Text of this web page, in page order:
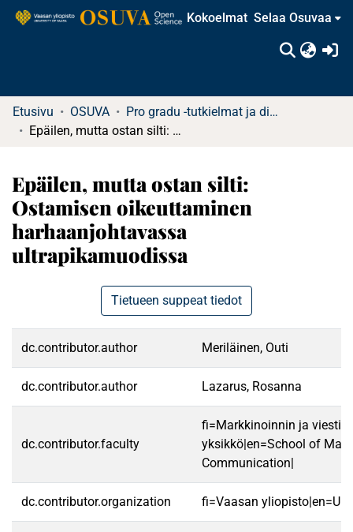
Kokoelmat Selaa Osuvaa
Etusivu OSUVA
Pro gradu -tutkielmat ja diplomityöt
Epäilen, mutta ostan silti: Ostamisen oikeuttaminen harhaanjohtavassa ultrapikamuodissa
Epäilen, mutta ostan silti:
Ostamisen oikeuttaminen
harhaanjohtavassa
ultrapikamuodissa
Tietueen suppeat tiedot
dc.contributor.author Meriläinen, Outi
dc.contributor.author Lazarus, Rosanna
dc.contributor.faculty
fi=Markkinoinnin ja
yksikkö|en=School of
Communication|
dc.contributor.organization fi=Vaasan